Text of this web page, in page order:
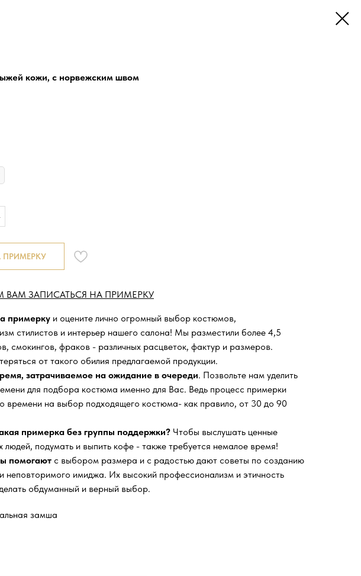
кожи, с норвежским швом
ПРИМЕРКУ
ЗАПИСАТЬСЯ НА ПРИМЕРКУ
примерку и оцените лично огромный выбор костюмов,
стилистов и интерьер нашего салона! Мы разместили более 4,5
смокингов, фраков - различных расцветок, фактур и размеров.
от такого обилия предлагаемой продукции.
затрачиваемое на ожидание в очереди. Позвольте нам уделить
для подбора костюма именно для Вас. Ведь процесс примерки
времени на выбор подходящего костюма- как правило, от 30 до 90
примерка без группы поддержки? Чтобы выслушать ценные
людей, подумать и выпить кофе - также требуется немалое время!
помогают с выбором размера и с радостью дают советы по созданию
неповторимого имиджа. Их высокий профессионализм и этичность
обдуманный и верный выбор.
замша